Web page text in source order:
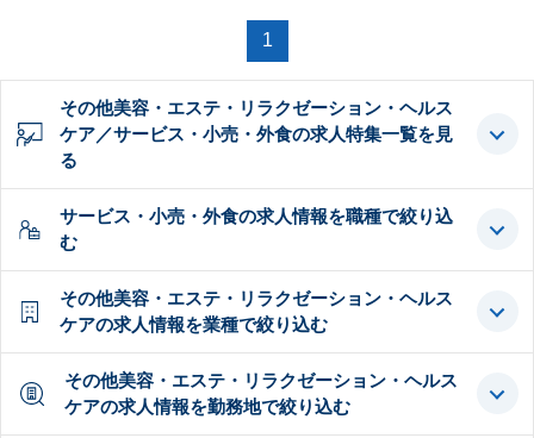
1
その他美容・エステ・リラクゼーション・ヘルス
ケア／サービス・小売・外食の求人特集一覧を見
る
サービス・小売・外食の求人情報を職種で絞り込
む
その他美容・エステ・リラクゼーション・ヘルス
ケアの求人情報を業種で絞り込む
その他美容・エステ・リラクゼーション・ヘルス
ケアの求人情報を勤務地で絞り込む